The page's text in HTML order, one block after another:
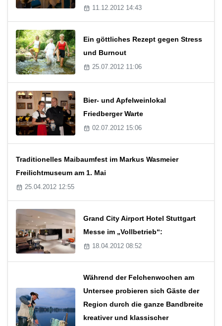
11.12.2012 14:43
Ein göttliches Rezept gegen Stress
und Burnout
25.07.2012 11:06
Bier- und Apfelweinlokal
Friedberger Warte
02.07.2012 15:06
Traditionelles Maibaumfest im Markus Wasmeier
Freilichtmuseum am 1. Mai
25.04.2012 12:55
Grand City Airport Hotel Stuttgart
Messe im „Vollbetrieb“:
18.04.2012 08:52
Während der Felchenwochen am
Untersee probieren sich Gäste der
Region durch die ganze Bandbreite
kreativer und klassischer